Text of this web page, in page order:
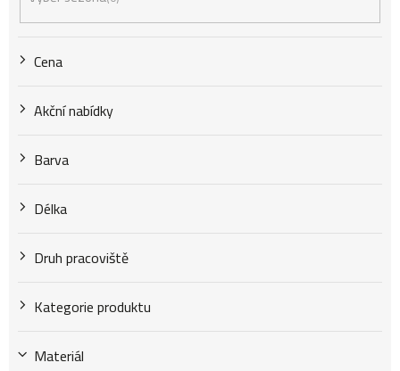
o
d
u
k
ů
Cena
Akční nabídky
Barva
Délka
Druh pracoviště
Kategorie produktu
Materiál